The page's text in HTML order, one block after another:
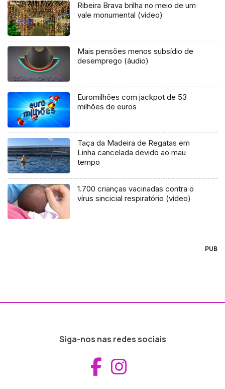
Ribeira Brava brilha no meio de um
vale monumental (vídeo)
Mais pensões menos subsídio de
desemprego (áudio)
Euromilhões com jackpot de 53
milhões de euros
Taça da Madeira de Regatas em
Linha cancelada devido ao mau
tempo
1.700 crianças vacinadas contra o
vírus sincicial respiratório (vídeo)
PUB
Siga-nos nas redes sociais
Aceder ao